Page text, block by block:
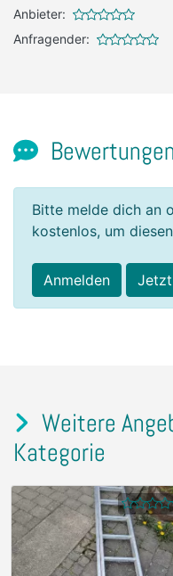
Anbieter:
Anfragender:
Bewertungen
Bitte melde dich an
kostenlos, um
Anmelden
Weitere
Kategorie